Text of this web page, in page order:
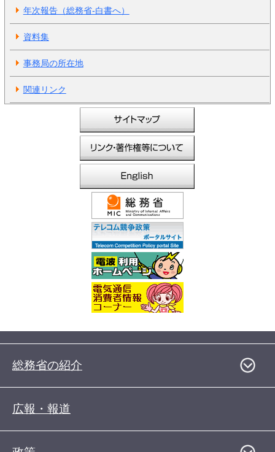
年次報告（総務省-白書へ）
資料集
事務局の所在地
関連リンク
総務省の紹介
広報・報道